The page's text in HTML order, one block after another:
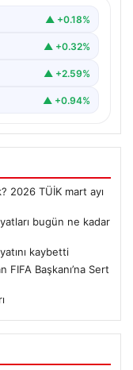
▲ +0.18%
▲ +0.32%
▲ +2.59%
▲ +0.94%
2026 TÜİK mart ayı
bugün ne kadar
kaybetti
FIFA Başkanı’na Sert